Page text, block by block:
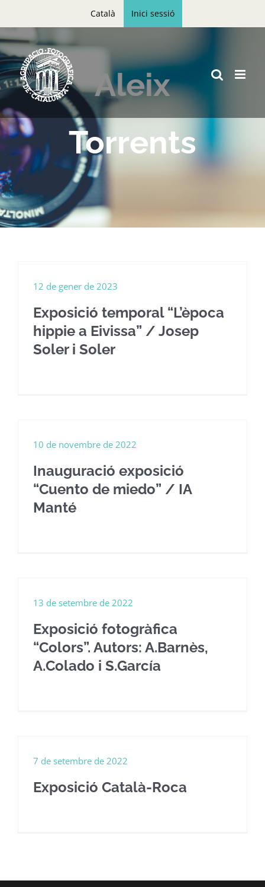
to
content
Català Inici sessió
Aleix
Torrents
Exposició temporal “L’època
hippie a Eivissa” / Josep
Soler i Soler
12 de gener de 2023
Inauguració exposició
“Cuento de miedo” / IA
Manté
10 de novembre de 2022
Exposició fotogràfica
“Colors”. Autors: A.Barnès,
A.Colado i S.García
13 de setembre de 2022
Exposició Català-Roca
7 de setembre de 2022